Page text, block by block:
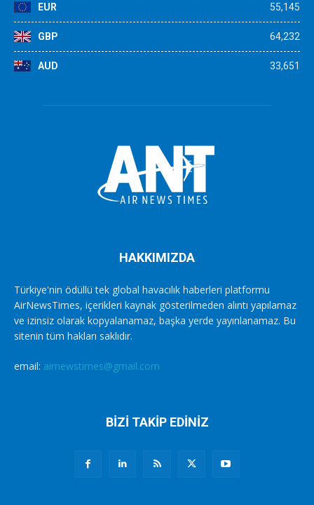
EUR 55,145
GBP 64,232
AUD 33,651
HAKKIMIZDA
Türkiye'nin ödüllü tek global havacılık haberleri platformu
AirNewsTimes, içerikleri kaynak gösterilmeden alıntı yapılamaz
ve izinsiz olarak kopyalanamaz, başka yerde yayınlanamaz. Bu
sitenin tüm hakları saklıdır.
email: airnewstimes@gmail.com
BİZİ TAKİP EDİNİZ